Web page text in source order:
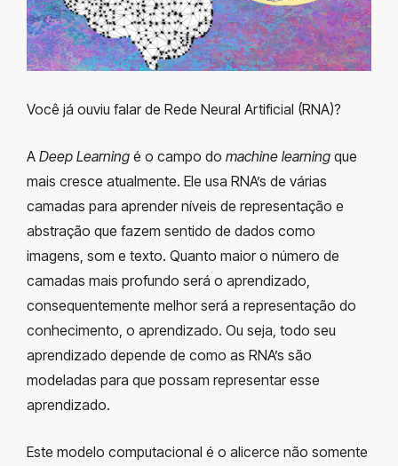
Você já ouviu falar de Rede Neural Artificial (RNA)?
A Deep Learning é o campo do machine learning que
mais cresce atualmente. Ele usa RNA’s de várias
camadas para aprender níveis de representação e
abstração que fazem sentido de dados como
imagens, som e texto. Quanto maior o número de
camadas mais profundo será o aprendizado,
consequentemente melhor será a representação do
conhecimento, o aprendizado. Ou seja, todo seu
aprendizado depende de como as RNA’s são
modeladas para que possam representar esse
aprendizado.
Este modelo computacional é o alicerce não somente